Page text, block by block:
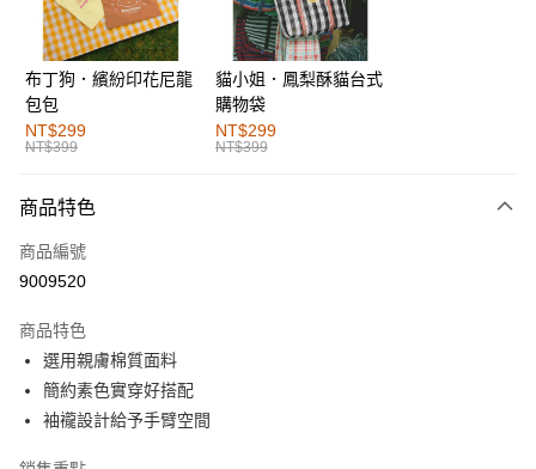
街口支付
運送方式
全家取貨付款
每筆NT$60，滿NT$1,000(含以上)免運費
付款後全家取貨
萊爾富取貨付款
付款後萊爾富取貨
每筆NT$60，滿NT$1,000(含以上)免運費
7-11取貨付款
每筆NT$60，滿NT$1,000(含以上)免運費
布丁狗．繽紛印花尼龍
包包
NT$299
NT$399
貓小姐．鳳梨酥貓台式
購物袋
NT$299
NT$399
商品特色
商品編號
9009520
商品特色
選用親膚棉質面料
簡約素色實穿好搭配
袖襱設計給予手臂空間